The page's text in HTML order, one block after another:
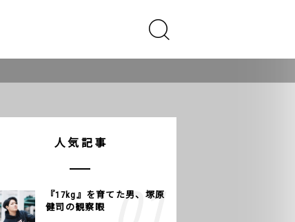
人気記事
『17kg』を育てた男、塚原
健司の観察眼